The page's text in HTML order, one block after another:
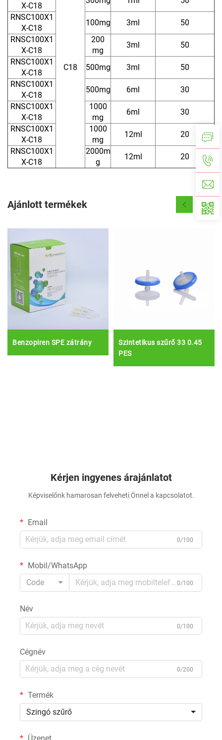
C18
X-C18
RNSC100X1
X-C18
100mg 3ml
50
RNSC100X1
X-C18
200
mg
3ml
50
RNSC100X1
X-C18
500mg 3ml
50
RNSC100X1
X-C18
500mg 6ml
30
RNSC100X1
X-C18
1000
mg
6ml
30
RNSC100X1
X-C18
1000
mg
12ml
20
RNSC100X1
X-C18
2000m
g
12ml 20
Ajánlott termékek
Benzopiren SPE zátrány
Szintetikus szűrő 33 0.45
PES
Kérjen ingyenes árajánlatot
Képviselőnk hamarosan felveheti Önnel a kapcsolatot.
Email
0/100
Mobil/WhatsApp
Code
0/100
Név
0/100
Cégnév
0/200
Termék
Szingó szűrő